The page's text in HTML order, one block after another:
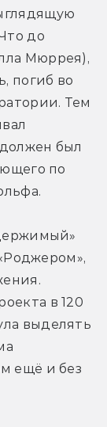
до
Мюррея),
погиб во
Тем
был
по
в 120
выделять
ещё и без